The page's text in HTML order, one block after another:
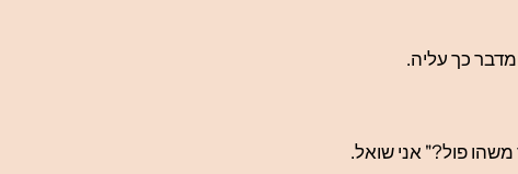
כך עליה.
פול?" אני שואל.